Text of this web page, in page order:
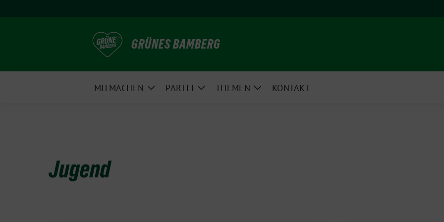
GRÜNES BAMBERG
MITMACHEN
ZeigePARTEI
ZeigeTHEMEN
ZeigeKONTAKT
Jugend